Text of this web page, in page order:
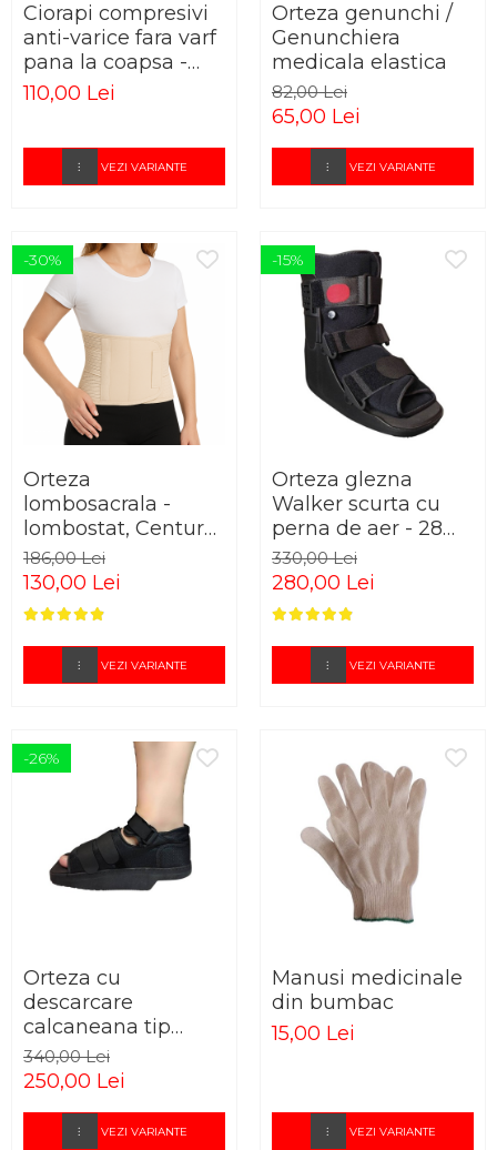
Ciorapi compresivi
anti-varice fara varf
pana la coapsa -
ELASTOBOL alb
110,00 Lei
VEZI VARIANTE
Orteza genunchi /
Genunchiera
medicala elastica
82,00 Lei
65,00 Lei
VEZI VARIANTE
-30%
Orteza
lombosacrala -
lombostat, Centura
lombara
186,00 Lei
130,00 Lei
VEZI VARIANTE
-15%
Orteza glezna
Walker scurta cu
perna de aer - 28
cm lungime
330,00 Lei
280,00 Lei
VEZI VARIANTE
-26%
Orteza cu
descarcare
calcaneana tip
pantof
340,00 Lei
250,00 Lei
VEZI VARIANTE
Manusi medicinale
din bumbac
15,00 Lei
VEZI VARIANTE